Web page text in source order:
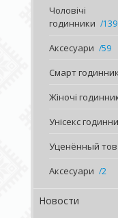
Чоловічі
годинники
139
Аксесуари 59
Смарт
Жіночі
Унісекс
Уценённый
Аксесуари 2
Новости